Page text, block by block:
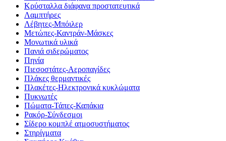
Κρύσταλλα διάφανα προστατευτικά
Λαμπτήρες
Λέβητες-Μπόιλερ
Μετώπες-Καντράν-Μάσκες
Μονωτικά υλικά
Πανιά σιδερώματος
Πηνία
Πιεσοστάτες-Αεροπαγίδες
Πλάκες θερμαντικές
Πλακέτες-Ηλεκτρονικά κυκλώματα
Πυκνωτές
Πώματα-Τάπες-Καπάκια
Ρακόρ-Σύνδεσμοι
Σίδερο κομπλέ ατμοσυστήματος
Στηρίγματα